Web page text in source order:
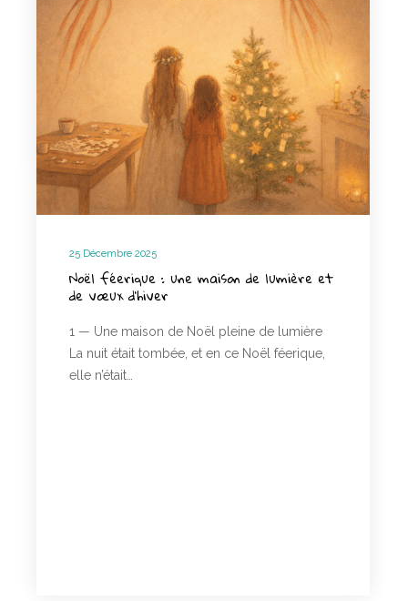
25 Décembre 2025
Noël féerique : une maison de lumière et
de vœux d’hiver
1 — Une maison de Noël pleine de lumière
La nuit était tombée, et en ce Noël féerique,
elle n’était…